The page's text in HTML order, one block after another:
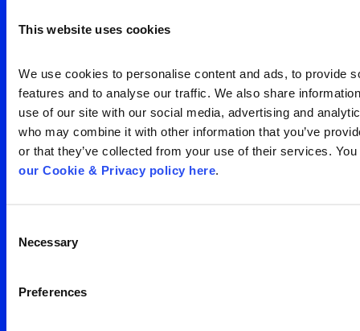
This website uses cookies
We use cookies to personalise content and ads, to provide
features and to analyse our traffic. We also share
use of our site with our social media, advertising and
who may combine it with other information that you’ve
or that they’ve collected from your use of their services.
our Cookie & Privacy policy here.
Selection
Necessary
Preferences
audiência
Entre em contato
Escritório São Paulo
Av. Francisco Matarazzo,
Search